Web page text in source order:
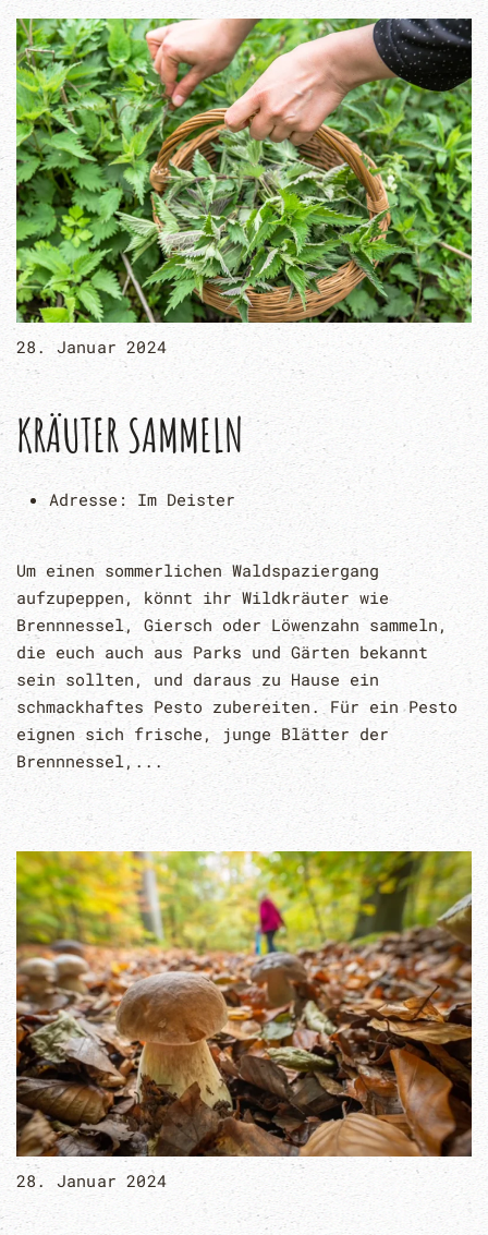
28. Januar 2024
KRÄUTER SAMMELN
Adresse: Im Deister
Um einen sommerlichen Waldspaziergang
aufzupeppen, könnt ihr Wildkräuter wie
Brennnessel, Giersch oder Löwenzahn sammeln,
die euch auch aus Parks und Gärten bekannt
sein sollten, und daraus zu Hause ein
schmackhaftes Pesto zubereiten. Für ein Pesto
eignen sich frische, junge Blätter der
Brennnessel,...
28. Januar 2024